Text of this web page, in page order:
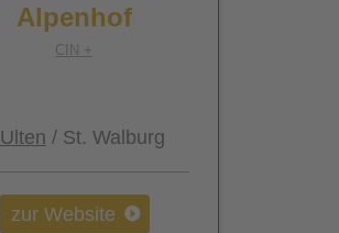
Alpenhof
CIN +
Ulten / St. Walburg
zur Website